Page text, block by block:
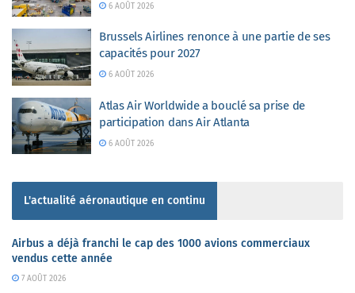
6 AOÛT 2026
Brussels Airlines renonce à une partie de ses
capacités pour 2027
6 AOÛT 2026
Atlas Air Worldwide a bouclé sa prise de
participation dans Air Atlanta
6 AOÛT 2026
L'actualité aéronautique en continu
Airbus a déjà franchi le cap des 1000 avions commerciaux
vendus cette année
7 AOÛT 2026